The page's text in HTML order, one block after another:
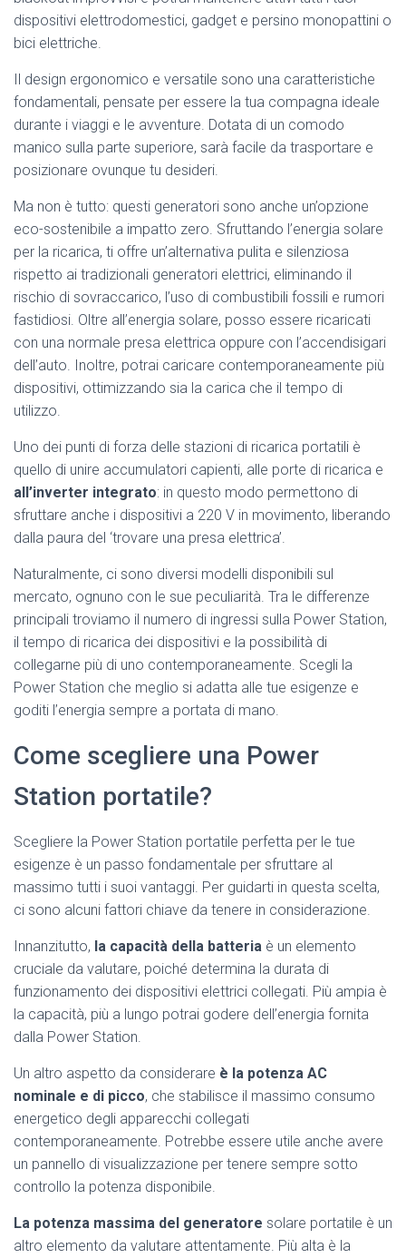
dispositivi elettrodomestici, gadget e persino monopattini o
bici elettriche.
Il design ergonomico e versatile sono una caratteristiche
fondamentali, pensate per essere la tua compagna ideale
durante i viaggi e le avventure. Dotata di un comodo
manico sulla parte superiore, sarà facile da trasportare e
posizionare ovunque tu desideri.
Ma non è tutto: questi generatori sono anche un’opzione
eco-sostenibile a impatto zero. Sfruttando l’energia solare
per la ricarica, ti offre un’alternativa pulita e silenziosa
rispetto ai tradizionali generatori elettrici, eliminando il
rischio di sovraccarico, l’uso di combustibili fossili e rumori
fastidiosi. Oltre all’energia solare, posso essere ricaricati
con una normale presa elettrica oppure con l’accendisigari
dell’auto. Inoltre, potrai caricare contemporaneamente più
dispositivi, ottimizzando sia la carica che il tempo di
utilizzo.
Uno dei punti di forza delle stazioni di ricarica portatili è
quello di unire accumulatori capienti, alle porte di ricarica e
all’inverter integrato: in questo modo permettono di
sfruttare anche i dispositivi a 220 V in movimento, liberando
dalla paura del ‘trovare una presa elettrica’.
Naturalmente, ci sono diversi modelli disponibili sul
mercato, ognuno con le sue peculiarità. Tra le differenze
principali troviamo il numero di ingressi sulla Power Station,
il tempo di ricarica dei dispositivi e la possibilità di
collegarne più di uno contemporaneamente. Scegli la
Power Station che meglio si adatta alle tue esigenze e
goditi l’energia sempre a portata di mano.
Come scegliere una Power
Station portatile?
Scegliere la Power Station portatile perfetta per le tue
esigenze è un passo fondamentale per sfruttare al
massimo tutti i suoi vantaggi. Per guidarti in questa scelta,
ci sono alcuni fattori chiave da tenere in considerazione.
Innanzitutto, la capacità della batteria è un elemento
cruciale da valutare, poiché determina la durata di
funzionamento dei dispositivi elettrici collegati. Più ampia è
la capacità, più a lungo potrai godere dell’energia fornita
dalla Power Station.
Un altro aspetto da considerare è la potenza AC
nominale e di picco, che stabilisce il massimo consumo
energetico degli apparecchi collegati
contemporaneamente. Potrebbe essere utile anche avere
un pannello di visualizzazione per tenere sempre sotto
controllo la potenza disponibile.
La potenza massima del generatore solare portatile è un
altro elemento da valutare attentamente. Più alta è la